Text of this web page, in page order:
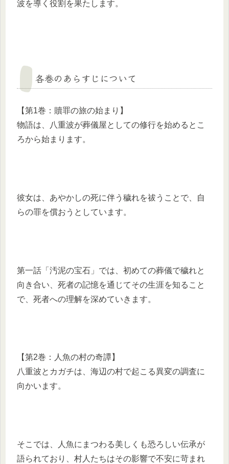
波を導く役割を果たします。
各巻のあらすじについて
【第1巻：贖罪の旅の始まり】
物語は、八重波が葬儀屋としての修行を始めるとこ
ろから始まります。
彼女は、あやかしの死に伴う穢れを祓うことで、自
らの罪を償おうとしています。
第一話「汚泥の宝石」では、初めての葬儀で穢れと
向き合い、死者の記憶を通じてその生涯を知ること
で、死者への理解を深めていきます。
【第2巻：人魚の村の奇譚】
八重波とカガチは、海辺の村で起こる異変の調査に
向かいます。
そこでは、人魚にまつわる美しくも恐ろしい伝承が
語られており、村人たちはその影響で不安に苛まれ